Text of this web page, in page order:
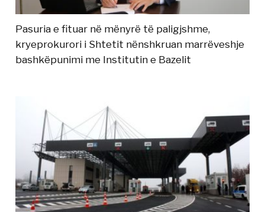
Pasuria e fituar në mënyrë të paligjshme,
kryeprokurori i Shtetit nënshkruan marrëveshje
bashkëpunimi me Institutin e Bazelit